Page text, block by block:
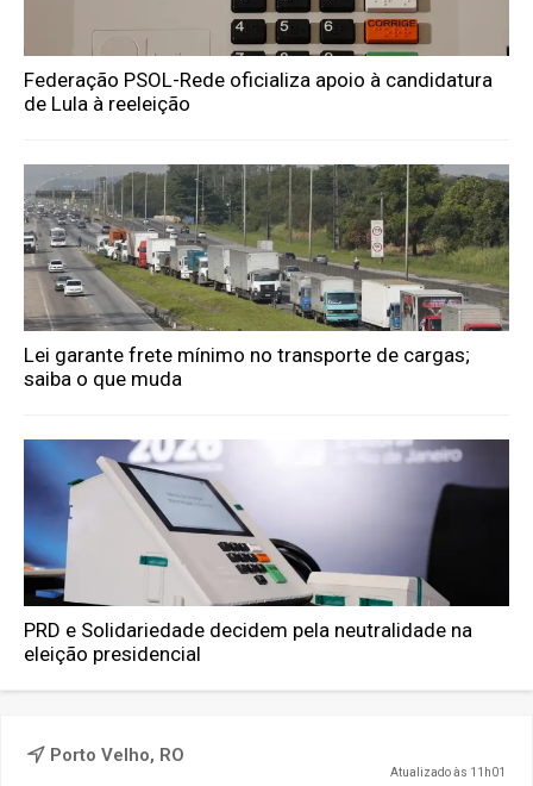
Federação PSOL-Rede oficializa apoio à candidatura
de Lula à reeleição
Lei garante frete mínimo no transporte de cargas;
saiba o que muda
PRD e Solidariedade decidem pela neutralidade na
eleição presidencial
Porto Velho, RO
Atualizado às 11h01